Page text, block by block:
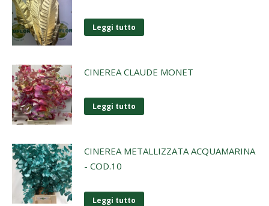
Leggi tutto
CINEREA CLAUDE MONET
Leggi tutto
CINEREA METALLIZZATA ACQUAMARINA
- COD.10
Leggi tutto